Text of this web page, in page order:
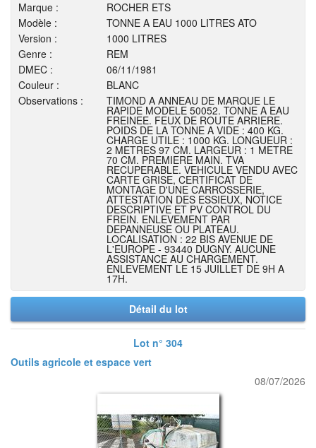
Marque :
ROCHER ETS
Modèle :
TONNE A EAU 1000 LITRES ATO
Version :
1000 LITRES
Genre :
REM
DMEC :
06/11/1981
Couleur :
BLANC
Observations :
TIMOND A ANNEAU DE MARQUE LE
RAPIDE MODELE 50052. TONNE A EAU
FREINEE. FEUX DE ROUTE ARRIERE.
POIDS DE LA TONNE A VIDE : 400 KG.
CHARGE UTILE : 1000 KG. LONGUEUR :
2 METRES 97 CM. LARGEUR : 1 METRE
70 CM. PREMIERE MAIN. TVA
RECUPERABLE. VEHICULE VENDU AVEC
CARTE GRISE, CERTIFICAT DE
MONTAGE D'UNE CARROSSERIE,
ATTESTATION DES ESSIEUX, NOTICE
DESCRIPTIVE ET PV CONTROL DU
FREIN. ENLEVEMENT PAR
DEPANNEUSE OU PLATEAU.
LOCALISATION : 22 BIS AVENUE DE
L'EUROPE - 93440 DUGNY. AUCUNE
ASSISTANCE AU CHARGEMENT.
ENLEVEMENT LE 15 JUILLET DE 9H A
17H.
Détail du lot
Lot n° 304
Outils agricole et espace vert
08/07/2026